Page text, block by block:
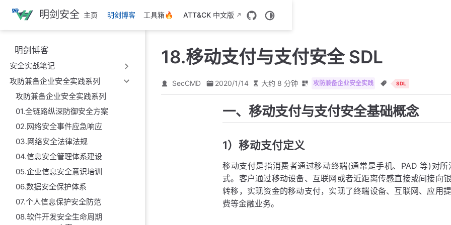
跳
主
內
容
明剑安全 主页 明剑博客 工具箱🔥 ATT&CK 中文版
明剑博客
安全实战笔记
攻防兼备企业安全实践系列
攻防兼备企业安全实践系列
01.全链路纵深防御安全方案
02.网络安全事件应急响应
03.网络安全法律法规
04.信息安全管理体系建设
05.企业信息安全意识培训
06.数据安全保护体系
07.个人信息保护安全防范
08.软件开发安全生命周期
18.移动支付与支付安全 SDL
SecCMD 2020/1/14 大约 8 分钟 攻防兼备企业安全实践 SDL
一、移动支付与支付安全基础概念
1）移动支付定义
移动支付是指消费者通过移动终端(通常是手机、PAD 等)对
式。客户通过移动设备、互联网或者近距离传感直接或间接向
转移，实现资金的移动支付，实现了终端设备、互联网、应用
费等金融业务。